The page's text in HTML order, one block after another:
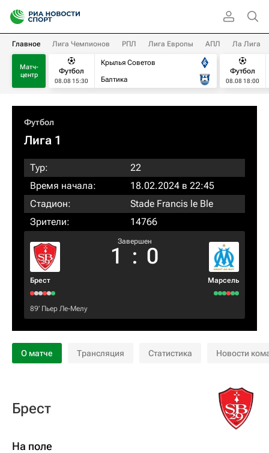
Главное Лига Чемпионов РПЛ Лига Европы АПЛ Ла Лига
Матч-
центр
Футбол
08.08 15:30
Крылья Советов
Балтика
Футбол
08.08 18:00
Футбол
Лига 1
Тур:
22
Время начала:
18.02.2024 в 22:45
Стадион:
Stade Francis le Ble
Зрители:
14766
Брест
Завершен
1 : 0
Марсель
89‎’‎ Пьер Ле-Мелу
О матче Трансляция Статистика Новости
Брест
На поле